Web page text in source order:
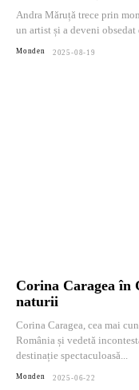
Andra Măruță trece prin
un artist și a deveni obsedat
Monden 2025-08-19
Corina Caragea în
naturii
Corina Caragea, cea mai
România și vedetă
destinație spectaculoasă...
Monden 2025-06-22